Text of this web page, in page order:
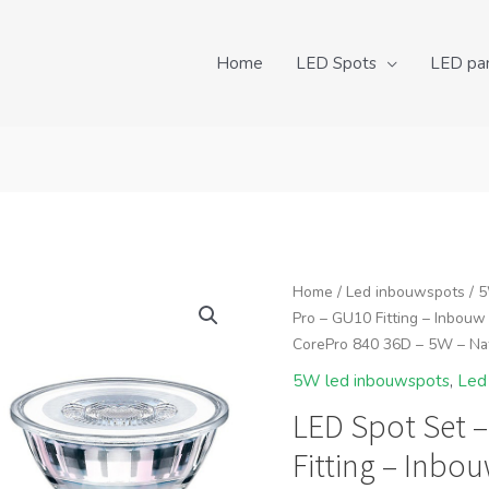
Home LED Spots LED
Home / Led inbouwspots /
Pro – GU10 Fitting –
CorePro 840 36D – 5W –
5W led inbouwspots,
LED Spot Set
Fitting –